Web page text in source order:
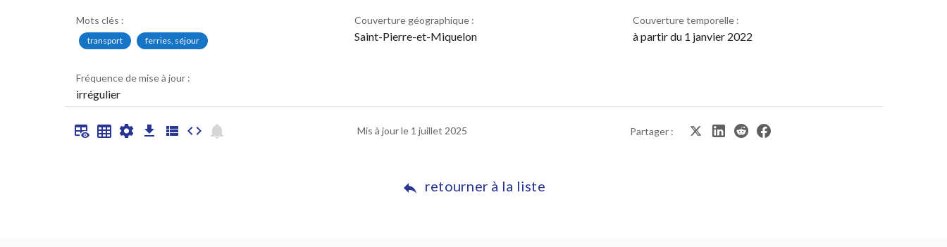
Mots clés :
transport ferries, séjour
Couverture géographique :
Saint-Pierre-et-Miquelon
Couverture temporelle :
à partir du 1 janvier 2022
Fréquence de mise à jour :
irrégulier
Mis à jour le 1 juillet 2025 Partager :
retourner à la liste